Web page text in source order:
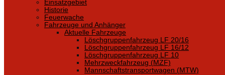
Einsatzgebiet
Historie
Feuerwache
Fahrzeuge und Anhänger
Aktuelle Fahrzeuge
Löschgruppenfahrzeug LF 20/16
Löschgruppenfahrzeug LF 16/12
Löschgruppenfahrzeug LF 10
Mehrzweckfahrzeug (MZF)
Mannschaftstransportwagen (MTW)